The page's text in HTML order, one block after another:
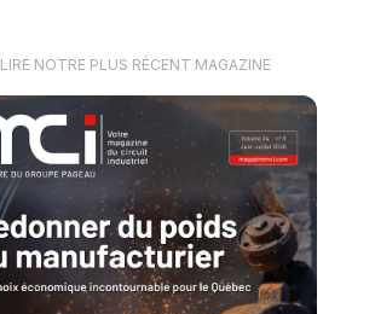
LIRE NOTRE PLUS RÉCENT MAGAZINE